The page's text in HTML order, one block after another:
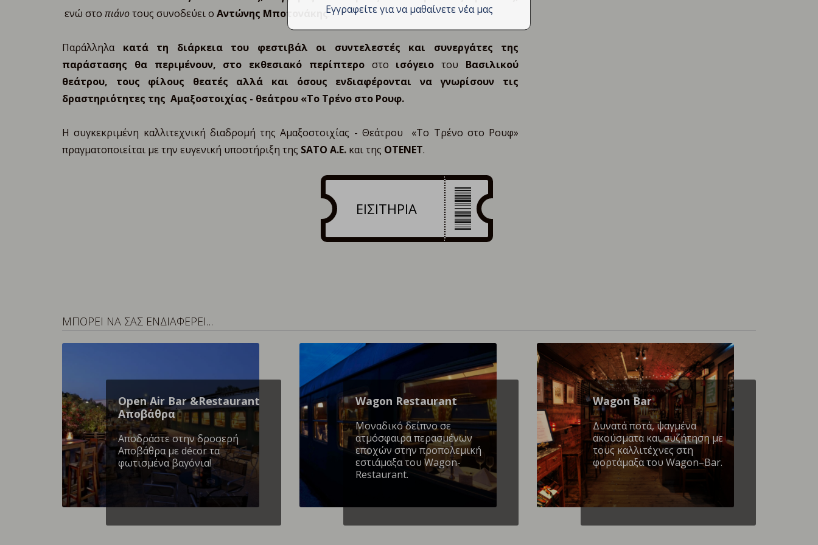
Εγγραφείτε για να μαθαίνετε νέα μας
ενώ στο πιάνοτους συνοδεύει ο Αντώνης Μποτονάκης.
Παράλληλακατά τη διάρκεια του φεστιβάλ οι συντελεστές και συνεργάτες της
παράστασης θα περιμένουν, στο εκθεσιακό περίπτερο στο ισόγειοτου Βασιλικού
θεάτρου, τους φίλους θεατές αλλά και όσους ενδιαφέρονται να γνωρίσουν τις
δραστηριότητες της Αμαξοστοιχίας - θεάτρου «Το Τρένο στο Ρουφ.
Η συγκεκριμένη καλλιτεχνική διαδρομή της Αμαξοστοιχίας - Θεάτρου «Το Τρένο στο Ρουφ»
πραγματοποιείται με την ευγενική υποστήριξη της SATO Α.Ε. και της OTENET.
ΕΙΣΙΤΗΡΙΑ
ΜΠΟΡΕΙ ΝΑ ΣΑΣ ΕΝΔΙΑΦΕΡΕΙ…
Open Air Bar &Restaurant
Αποβάθρα
Αποδράστε στην δροσερή
Αποβάθρα με décor τα
φωτισμένα βαγόνια!
Wagon Restaurant
Mοναδικό δείπνο σε
ατμόσφαιρα περασμένων
εποχών στην προπολεμική
εστιάμαξα του Wagon-
Restaurant.
Wagon Βar
Δυνατά ποτά, ψαγμένα
ακούσματα και συζήτηση με
τους καλλιτέχνες στη
φορτάμαξα του Wagon–Bar.